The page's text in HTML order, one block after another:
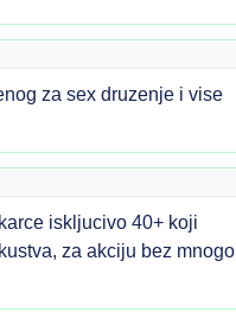
za sex druzenje i vise
iskljucivo 40+ koji
za akciju bez mnogo